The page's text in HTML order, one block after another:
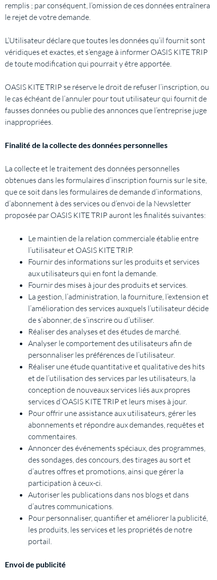
remplis ; par conséquent, l’omission de ces données entraînera
le rejet de votre demande.
L’Utilisateur déclare que toutes les données qu’il fournit sont
véridiques et exactes, et s’engage à informer OASIS KITE TRIP
de toute modification qui pourrait y être apportée.
OASIS KITE TRIP se réserve le droit de refuser l’inscription, ou
le cas échéant de l’annuler pour tout utilisateur qui fournit de
fausses données ou publie des annonces que l’entreprise juge
inappropriées.
Finalité de la collecte des données personnelles
La collecte et le traitement des données personnelles
obtenues dans les formulaires d’inscription fournis sur le site,
que ce soit dans les formulaires de demande d’informations,
d’abonnement à des services ou d’envoi de la Newsletter
proposée par OASIS KITE TRIP auront les finalités suivantes:
Le maintien de la relation commerciale établie entre
l’utilisateur et OASIS KITE TRIP.
Fournir des informations sur les produits et services
aux utilisateurs qui en font la demande.
Fournir des mises à jour des produits et services.
La gestion, l’administration, la fourniture, l’extension et
l’amélioration des services auxquels l’utilisateur décide
de s’abonner, de s’inscrire ou d’utiliser.
Réaliser des analyses et des études de marché.
Analyser le comportement des utilisateurs afin de
personnaliser les préférences de l’utilisateur.
Réaliser une étude quantitative et qualitative des hits
et de l’utilisation des services par les utilisateurs, la
conception de nouveaux services liés aux propres
services d’OASIS KITE TRIP et leurs mises à jour.
Pour offrir une assistance aux utilisateurs, gérer les
abonnements et répondre aux demandes, requêtes et
commentaires.
Annoncer des événements spéciaux, des programmes,
des sondages, des concours, des tirages au sort et
d’autres offres et promotions, ainsi que gérer la
participation à ceux-ci.
Autoriser les publications dans nos blogs et dans
d’autres communications.
Pour personnaliser, quantifier et améliorer la publicité,
les produits, les services et les propriétés de notre
portail.
Envoi de publicité